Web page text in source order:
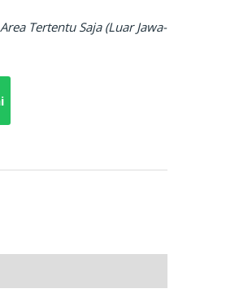
Tertentu Saja (Luar Jawa-